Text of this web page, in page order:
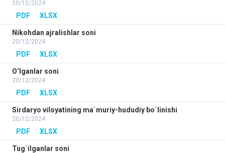
20/12/2024
PDF XLSX
Nikohdan ajralishlar soni
20/12/2024
PDF XLSX
O‘lganlar soni
20/12/2024
PDF XLSX
Sirdaryo viloyatining ma`muriy-hududiy bo`linishi
20/12/2024
PDF XLSX
Tug`ilganlar soni